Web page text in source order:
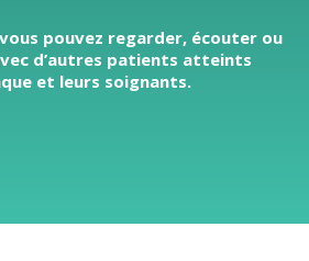
pouvez regarder, écouter ou
d’autres patients atteints
et leurs soignants.